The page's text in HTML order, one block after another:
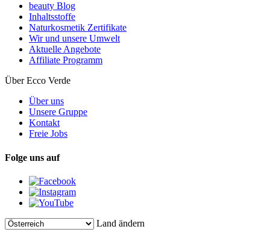
beauty Blog
Inhaltsstoffe
Naturkosmetik Zertifikate
Wir und unsere Umwelt
Aktuelle Angebote
Affiliate Programm
Über Ecco Verde
Über uns
Unsere Gruppe
Kontakt
Freie Jobs
Folge uns auf
Land ändern